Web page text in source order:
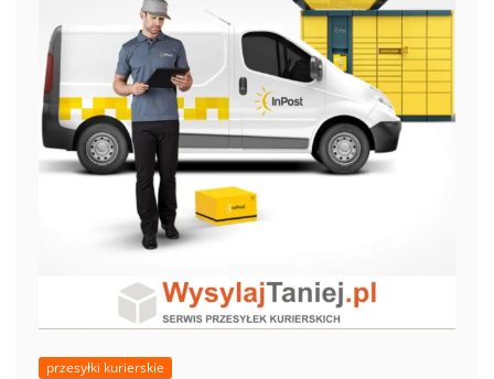
przesyłki kurierskie